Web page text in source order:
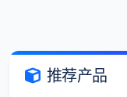
推荐产品